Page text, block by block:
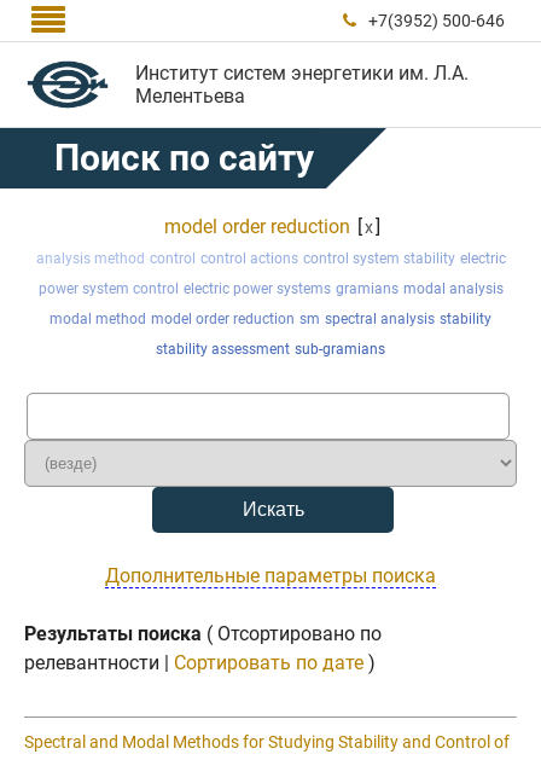
  +7(3952) 500-646
Институт систем энергетики им. Л.А.
Мелентьева
Поиск по сайту
model order reduction [x]
analysis method control control actions control system stability electric
power system control electric power systems gramians modal analysis
modal method model order reduction sm spectral analysis stability
stability assessment sub-gramians
Дополнительные параметры поиска
Результаты поиска ( Отсортировано по
релевантности | Сортировать по дате )
Spectral and Modal Methods for Studying Stability and Control of